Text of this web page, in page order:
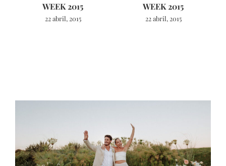
WEEK 2015
22 abril, 2015
WEEK 2015
22 abril, 2015